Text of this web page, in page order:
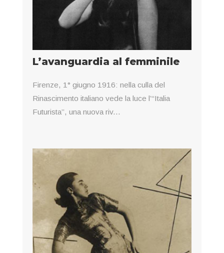
L’avanguardia al femminile
Firenze, 1° giugno 1916: nella culla del
Rinascimento italiano vede la luce l’“Italia
Futurista”, una nuova riv...